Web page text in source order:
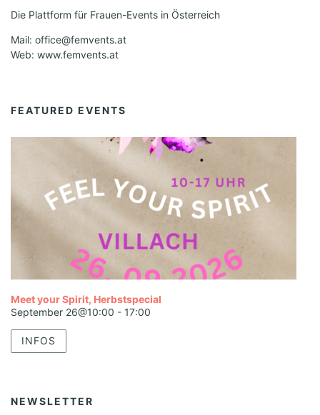
Die Plattform für Frauen-Events in Österreich
Mail: office@femvents.at
Web: www.femvents.at
FEATURED EVENTS
Meet your Spirit, Herbstspecial
September 26@10:00 - 17:00
INFOS
NEWSLETTER